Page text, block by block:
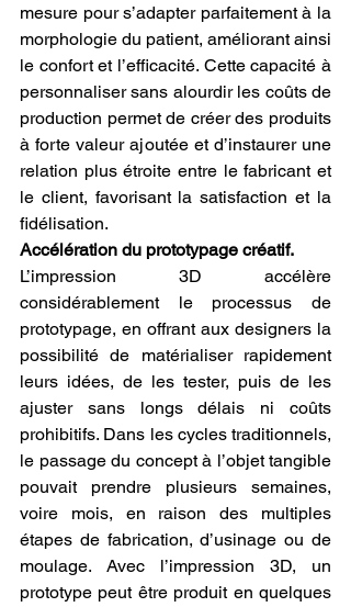
mesure pour s’adapter parfaitement à la
morphologie du patient, améliorant ainsi
le confort et l’efficacité. Cette capacité à
personnaliser sans alourdir les coûts de
production permet de créer des produits
à forte valeur ajoutée et d’instaurer une
relation plus étroite entre le fabricant et
le client, favorisant la satisfaction et la
fidélisation.
Accélération du prototypage créatif.
L’impression 3D accélère
considérablement le processus de
prototypage, en offrant aux designers la
possibilité de matérialiser rapidement
leurs idées, de les tester, puis de les
ajuster sans longs délais ni coûts
prohibitifs. Dans les cycles traditionnels,
le passage du concept à l’objet tangible
pouvait prendre plusieurs semaines,
voire mois, en raison des multiples
étapes de fabrication, d’usinage ou de
moulage. Avec l’impression 3D, un
prototype peut être produit en quelques